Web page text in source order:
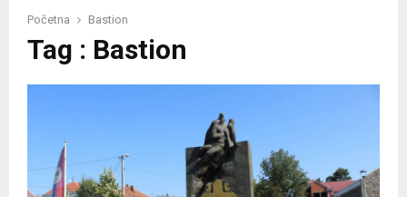
Početna Bastion
Tag : Bastion